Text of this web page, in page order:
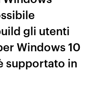
gli utenti
Windows 10
supportato in